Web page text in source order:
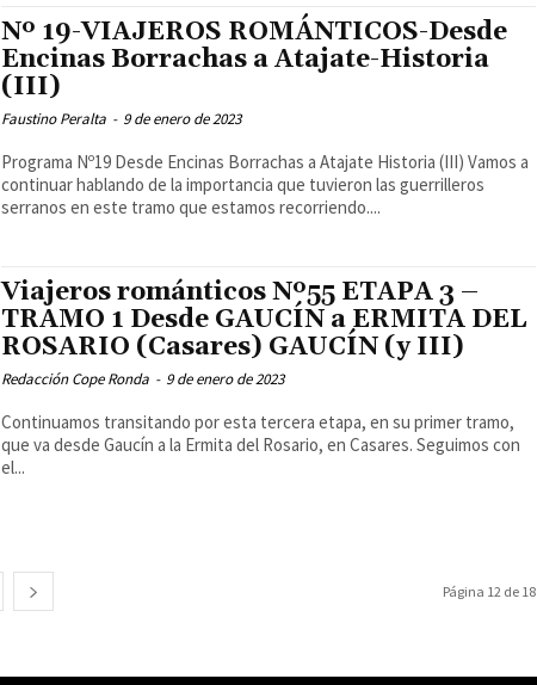
Nº 19-VIAJEROS ROMÁNTICOS-Desde
Encinas Borrachas a Atajate-Historia
(III)
Faustino Peralta - 9 de enero de 2023
Programa Nº19 Desde Encinas Borrachas a Atajate Historia (III) Vamos a
continuar hablando de la importancia que tuvieron las guerrilleros
serranos en este tramo que estamos recorriendo....
Viajeros románticos Nº55 ETAPA 3 –
TRAMO 1 Desde GAUCÍN a ERMITA DEL
ROSARIO (Casares) GAUCÍN (y III)
Redacción Cope Ronda - 9 de enero de 2023
Continuamos transitando por esta tercera etapa, en su primer tramo,
que va desde Gaucín a la Ermita del Rosario, en Casares. Seguimos con
el...
Página 12 de 18